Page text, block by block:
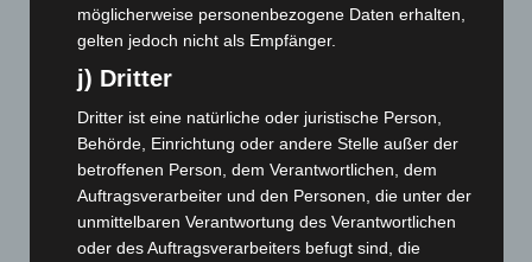
Hannover und Region
Langenhagen und Ortsteile
Leserbriefe
Menschen
Über uns
Veranstaltungen
1.888
möglicherweise personenbezogene Daten erhalten,
gelten jedoch nicht als Empfänger.
j) Dritter
Dritter ist eine natürliche oder juristische Person,
Behörde, Einrichtung oder andere Stelle außer der
betroffenen Person, dem Verantwortlichen, dem
Auftragsverarbeiter und den Personen, die unter der
unmittelbaren Verantwortung des Verantwortlichen
oder des Auftragsverarbeiters befugt sind, die